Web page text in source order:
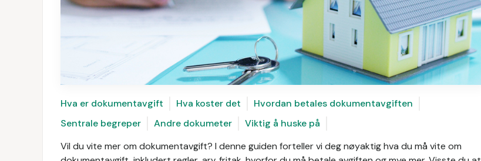
Hva er dokumentavgift Hva koster det
Hvordan betales dokumentavgiften
Sentrale begreper
Andre dokumeter
Viktig å huske på
Vil du vite mer om dokumentavgift? I denne guiden forteller vi deg nøyaktig hva du må vite om